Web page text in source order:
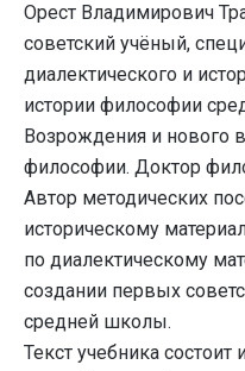
Орест Владимирович
советский учёный,
диалектического и
истории философии
Возрождения и нового
философии. Доктор
Автор методических
историческому
по диалектическому
создании первых
средней школы.
Текст учебника состоит